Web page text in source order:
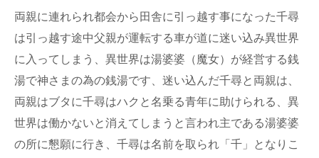
両親に連れられ都会から田舎に引っ越す事になった千尋
は引っ越す途中父親が運転する車が道に迷い込み異世界
に入ってしまう、異世界は湯婆婆（魔女）が経営する銭
湯で神さまの為の銭湯です、迷い込んだ千尋と両親は、
両親はブタに千尋はハクと名乗る青年に助けられる、異
世界は働かないと消えてしまうと言われ主である湯婆婆
の所に懇願に行き、千尋は名前を取られ「千」となりこ